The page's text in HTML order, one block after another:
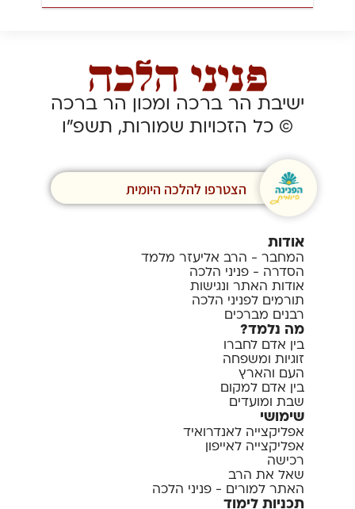
ישיבת הר ברכה ומכון הר ברכה
© כל הזכויות שמורות, תשפ”ו
הצטרפו להלכה היומית
אודות
המחבר - הרב אליעזר מלמד
הסדרה - פניני הלכה
אודות האתר ונגישות
תורמים לפניני הלכה
רבנים מברכים
מה נלמד?
בין אדם לחברו
זוגיות ומשפחה
העם והארץ
בין אדם למקום
שבת ומועדים
שימושי
אפליקצייה לאנדרואיד
אפליקצייה לאייפון
רכישה
שאל את הרב
האתר למורים - פניני הלכה
תכניות לימוד